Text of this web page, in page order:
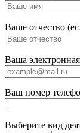
Ваше отчество
Ваша
Ваш номер
Выберите вид